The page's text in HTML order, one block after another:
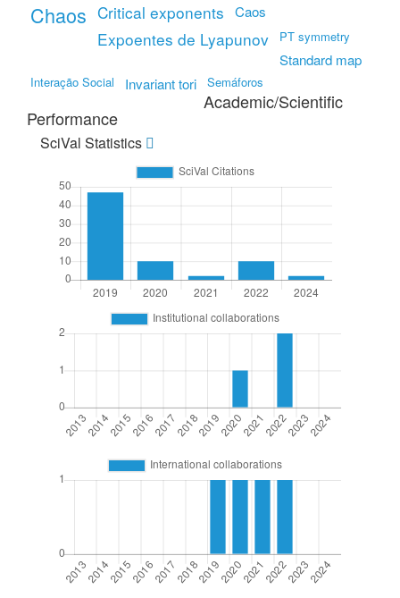
Chaos Critical exponents Caos
Expoentes de Lyapunov PT symmetry
Standard map
Interação Social Invariant tori Semáforos
Academic/Scientific
Performance
SciVal Statistics